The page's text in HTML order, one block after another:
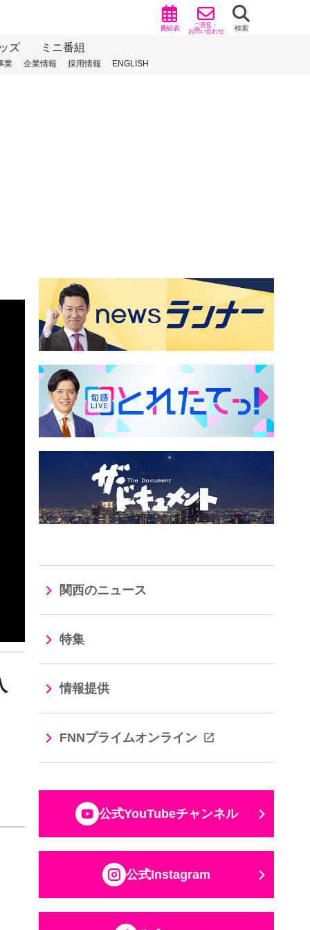
番組表 ご意見・
お問い合わせ 検索
ズ ミニ番組
業 企業情報 採用情報 ENGLISH
関西のニュース
特集
情報提供
FNNプライムオンライン
公式YouTubeチャンネル
公式Instagram